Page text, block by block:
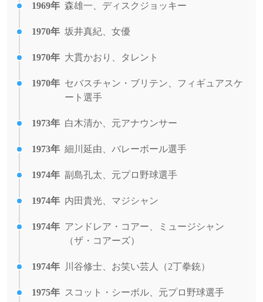
1969年 森雄一、ディスクジョッキー
1970年 坂井真紀、女優
1970年 大貫かおり、タレント
1970年 セバスチャン・ブリテン、フィギュアスケ
ート選手
1973年 白木清か、元アナウンサー
1973年 細川延由、バレーボール選手
1974年 副島孔太、元プロ野球選手
1974年 内田貴光、マジシャン
1974年 アンドレア・コアー、ミュージシャン
（ザ・コアーズ）
1974年 川谷修士、お笑い芸人（2丁拳銃）
1975年 スコット・シーボル、元プロ野球選手